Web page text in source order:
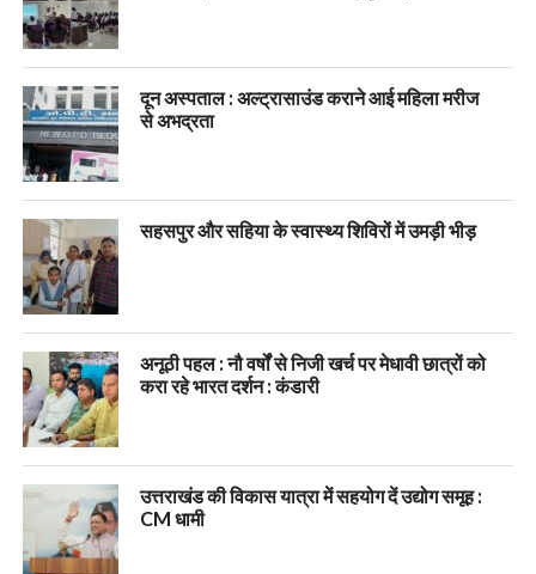
दून अस्पताल : अल्ट्रासाउंड कराने आई महिला मरीज
से अभद्रता
सहसपुर और सहिया के स्वास्थ्य शिविरों में उमड़ी भीड़
अनूठी पहल : नौ वर्षों से निजी खर्च पर मेधावी छात्रों को
करा रहे भारत दर्शन : कंडारी
उत्तराखंड की विकास यात्रा में सहयोग दें उद्योग समूह :
CM धामी